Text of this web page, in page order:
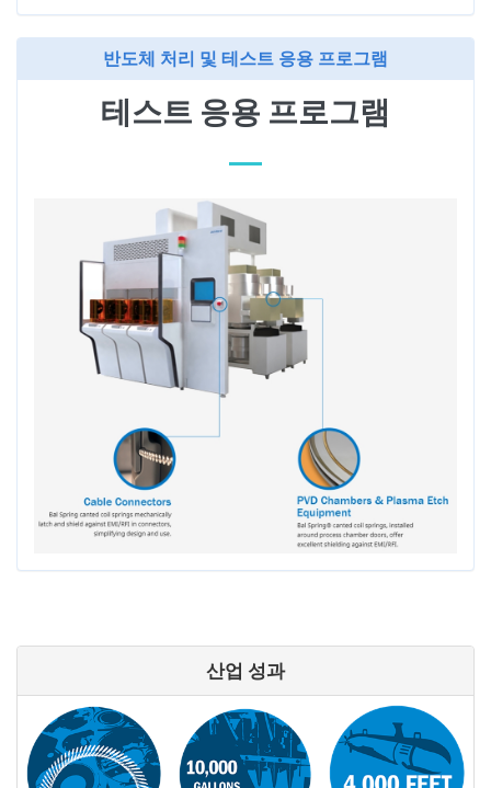
반도체 처리 및 테스트 응용 프로그램
테스트 응용 프로그램
산업 성과